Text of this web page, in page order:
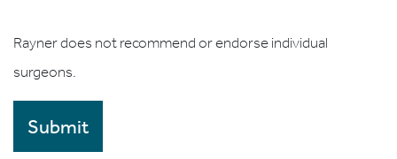
Rayner does not recommend or endorse individual
surgeons.